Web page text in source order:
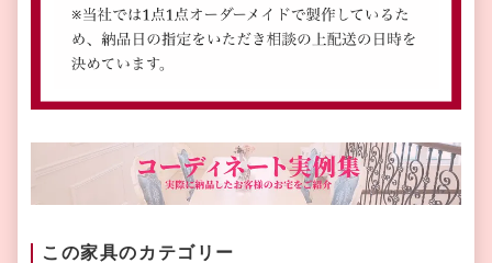
この家具のカテゴリー